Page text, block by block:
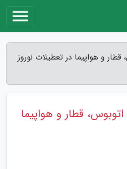
و هواپیما در تعطیلات نوروز
قطار و هواپیما